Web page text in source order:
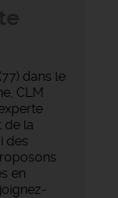
dans le
CLM
de la
des
en